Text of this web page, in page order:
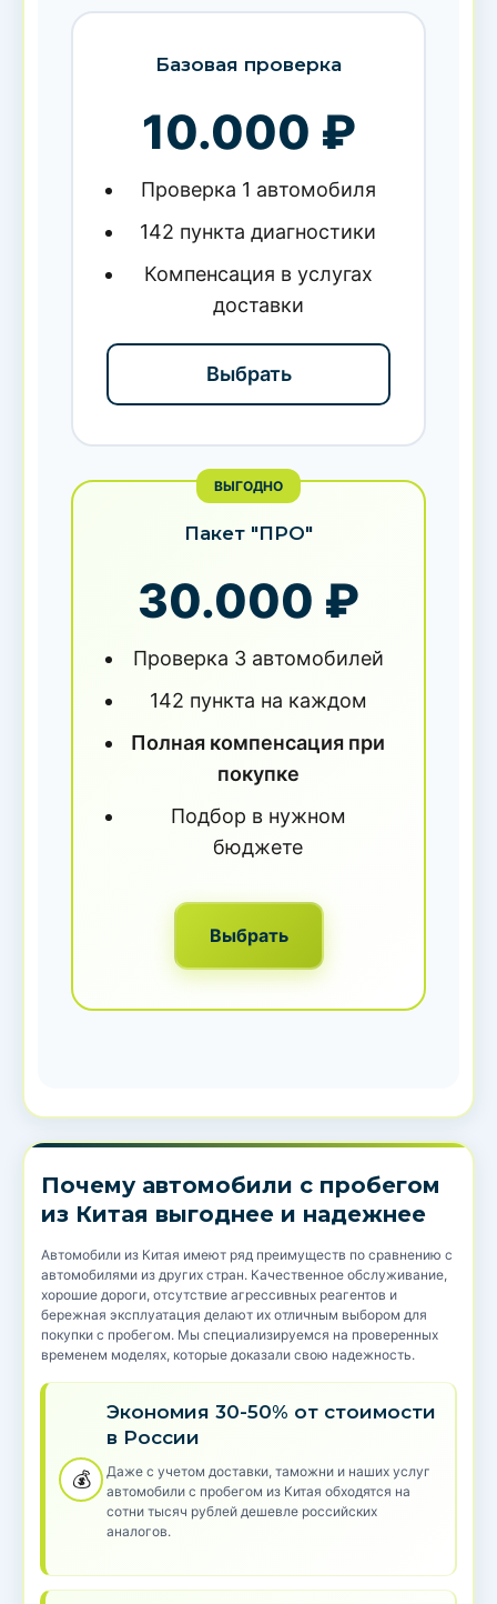
Базовая проверка
10.000 ₽
Проверка 1 автомобиля
142 пункта диагностики
Компенсация в услугах
доставки
Выбрать
ВЫГОДНО
Пакет "ПРО"
30.000 ₽
Проверка 3 автомобилей
142 пункта на каждом
Полная компенсация при
покупке
Подбор в нужном
бюджете
Выбрать
Почему автомобили с пробегом
из Китая выгоднее и надежнее
Автомобили из Китая имеют ряд преимуществ по сравнению с
автомобилями из других стран. Качественное обслуживание,
хорошие дороги, отсутствие агрессивных реагентов и
бережная эксплуатация делают их отличным выбором для
покупки с пробегом. Мы специализируемся на проверенных
временем моделях, которые доказали свою надежность.
💰
Экономия 30-50% от стоимости
в России
Даже с учетом доставки, таможни и наших услуг
автомобили с пробегом из Китая обходятся на
сотни тысяч рублей дешевле российских
аналогов.